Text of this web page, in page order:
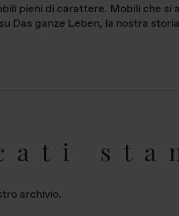
pieni di carattere. Mobili che
Das ganze Leben, la nostra
archivio.